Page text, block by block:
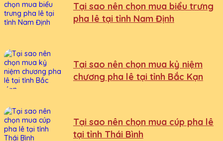
Tại sao nên chọn mua biểu trưng
pha lê tại tỉnh Nam Định
Tại sao nên chọn mua kỷ niệm
chương pha lê tại tỉnh Bắc Kạn
Tại sao nên chọn mua cúp pha lê
tại tỉnh Thái Bình